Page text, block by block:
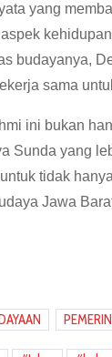
yang
budayanya,
sama
ini bukan
Sunda yang
tidak
Jawa